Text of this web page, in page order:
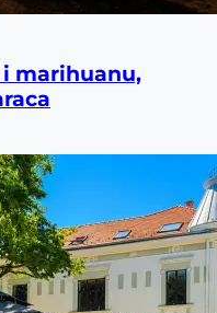
marihuanu,